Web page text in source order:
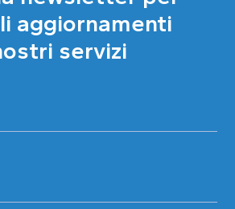
aggiornamenti
servizi